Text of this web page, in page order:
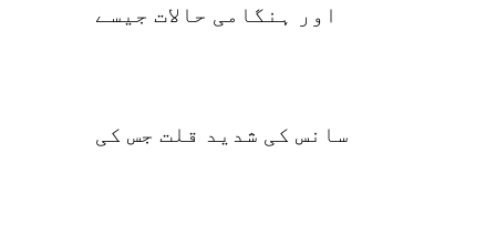
اور ہنگامی حالات جیسے
سانس کی شدید قلت جس کی